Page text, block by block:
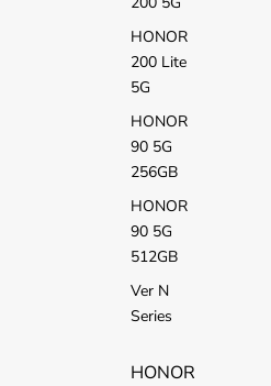
HONOR
200 Lite
5G
HONOR
90 5G
256GB
HONOR
90 5G
512GB
Ver N
Series
HONOR